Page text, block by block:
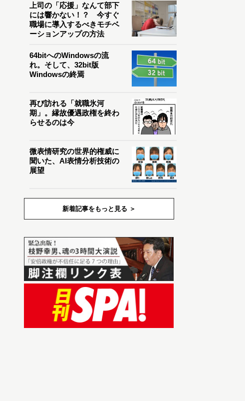
上司の「応援」なんて部下
には響かない！？ 今すぐ
職場に導入するべきモチベ
ーションアップの方法
64bitへのWindowsの流
れ。そして、32bit版
Windowsの終焉
再び訪れる「就職氷河
期」。縁故優遇政権を終わ
らせるのは今
微表情研究の世界的権威に
聞いた、AI表情分析技術の
展望
新着記事をもっと見る